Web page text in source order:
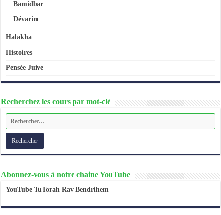
Bamidbar
Dévarim
Halakha
Histoires
Pensée Juive
Recherchez les cours par mot-clé
Abonnez-vous à notre chaine YouTube
YouTube TuTorah Rav Bendrihem